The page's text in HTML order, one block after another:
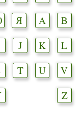
Я A
B
J K
L
T U
V
Z